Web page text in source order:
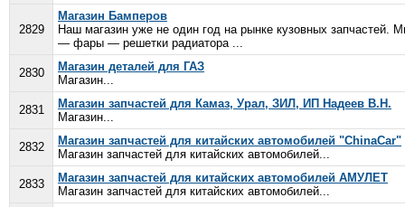
2829
Магазин Бамперов
Наш магазин уже не один год на рынке кузовных
— фары — решетки радиатора ...
2830
Магазин деталей для ГАЗ
Магазин...
2831
Магазин запчастей для Камаз, Урал, ЗИЛ, ИП Надеев В.Н.
Магазин...
2832
Магазин запчастей для китайских автомобилей "ChinaCar"
Магазин запчастей для китайских автомобилей...
2833
Магазин запчастей для китайских автомобилей АМУЛЕТ
Магазин запчастей для китайских автомобилей...